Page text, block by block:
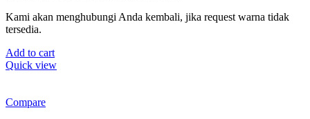
Kami akan menghubungi Anda kembali, jika request warna tidak
tersedia.
Add to cart
Quick view
Compare